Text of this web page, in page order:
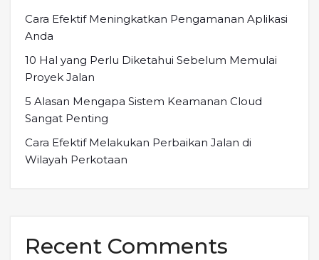
Cara Efektif Meningkatkan Pengamanan Aplikasi
Anda
10 Hal yang Perlu Diketahui Sebelum Memulai
Proyek Jalan
5 Alasan Mengapa Sistem Keamanan Cloud
Sangat Penting
Cara Efektif Melakukan Perbaikan Jalan di
Wilayah Perkotaan
Recent Comments